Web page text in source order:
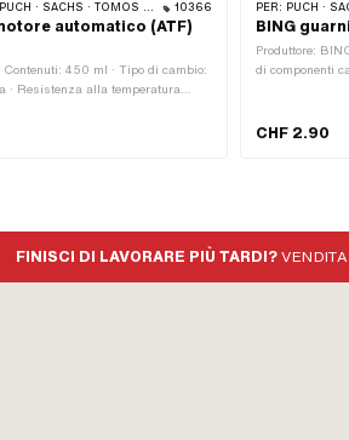
· TOMOS · CIAO BICICLETTA 10366
automatico (ATF)
Contenuti: 450 ml · Tipo di cambio:
· Resistenza alla temperatura
con frizione · Numero OEM
PER: PUCH ·
BING
Produttore:
di componenti
CHF 2.90
FINISCI DI LAVORARE PIÙ TARDI?